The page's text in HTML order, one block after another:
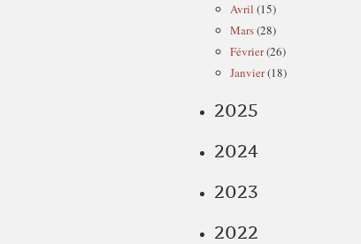
Avril (15)
Mars(28)
Février(26)
Janvier(18)
2025
2024
2023
2022